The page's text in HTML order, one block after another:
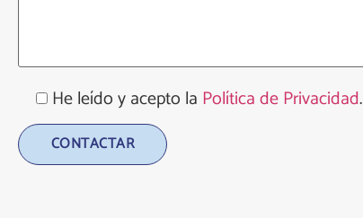
He leído y acepto la Política de Privacidad.